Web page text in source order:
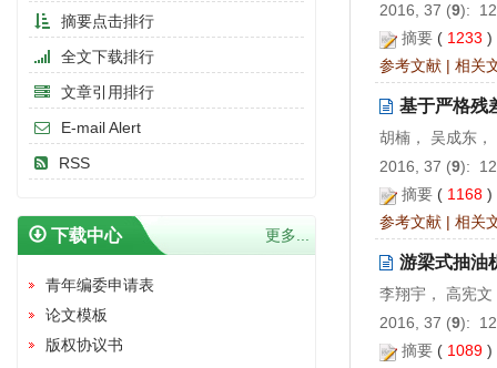
2016, 37 (9):
摘要 ( 1233
参考文献 | 相关
基于严格残
胡楠， 吴成东
2016, 37 (9):
摘要 ( 1168
参考文献 | 相关
游梁式抽油
李翔宇， 高宪
2016, 37 (9):
摘要 ( 1089
摘要点击排行
全文下载排行
文章引用排行
E-mail Alert
RSS
下载中心 更多...
青年编委申请表
论文模板
版权协议书